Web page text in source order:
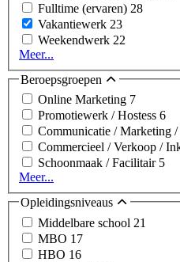
Fulltime (ervaren) 28
Vakantiewerk 23
Weekendwerk 22
Meer...
Beroepsgroepen
Online Marketing 7
Promotiewerk / Hostess 6
Communicatie / Marketing /
Commercieel / Verkoop /
Schoonmaak / Facilitair 5
Meer...
Opleidingsniveaus
Middelbare school 21
MBO 17
HBO 16